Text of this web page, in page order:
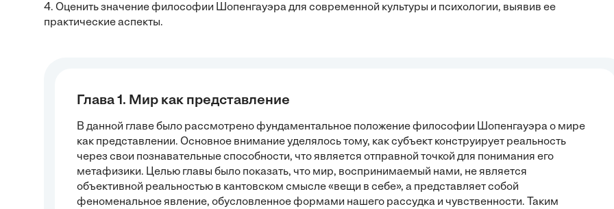
4. Оценить значение философии Шопенгауэра для современной культуры и психологии, выявив ее
практические аспекты.
Глава 1. Мир как представление
В данной главе было рассмотрено фундаментальное положение философии Шопенгауэра о мире
как представлении. Основное внимание уделялось тому, как субъект конструирует реальность
через свои познавательные способности, что является отправной точкой для понимания его
метафизики. Целью главы было показать, что мир, воспринимаемый нами, не является
объективной реальностью в кантовском смысле «вещи в себе», а представляет собой
феноменальное явление, обусловленное формами нашего рассудка и чувственности. Таким